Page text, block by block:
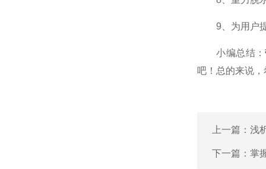
9、为用户提
小编总结：
吧！总的来说
上一篇： 浅
下一篇： 掌